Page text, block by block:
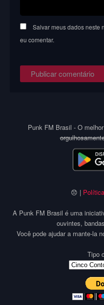
Salvar meus dados neste
eu comentar.
Punk FM Brasil - O
😞 |
A Punk FM Brasil é uma
ouvintes,
Você pode ajudar a mante-la
Tipo